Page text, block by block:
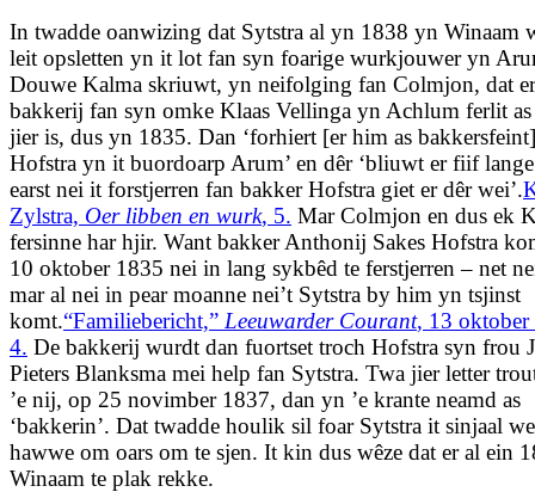
In twadde oanwizing dat Sytstra al yn 1838 yn Winaam
leit opsletten yn it lot fan syn foarige wurkjouwer yn
Douwe Kalma skriuwt, yn neifolging fan Colmjon, dat
bakkerij fan syn omke Klaas Vellinga yn Achlum ferlit
jier is, dus yn 1835. Dan ‘forhiert [er him as
Hofstra yn it buordoarp Arum’ en dêr ‘bliuwt er fiif
earst nei it forstjerren fan bakker Hofstra giet er dêr wei’.
Zylstra, Oer libben en wurk, 5. Mar Colmjon en dus ek
fersinne har hjir. Want bakker Anthonij Sakes Hofstra
10 oktober 1835 nei in lang sykbêd te ferstjerren – net
mar al nei in pear moanne nei’t Sytstra by him yn tsjinst
komt.“Familiebericht,” Leeuwarder Courant, 13 oktober
4. De bakkerij wurdt dan fuortset troch Hofstra syn frou
Pieters Blanksma mei help fan Sytstra. Twa jier letter
’e nij, op 25 novimber 1837, dan yn ’e krante neamd as
‘bakkerin’. Dat twadde houlik sil foar Sytstra it sinjaal
hawwe om oars om te sjen. It kin dus wêze dat er al ein
Winaam te plak rekke.